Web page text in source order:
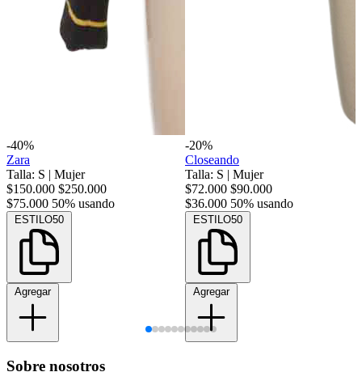
-40%
Zara
Talla: S | Mujer
$150.000 $250.000
$75.000 50% usando
ESTILO50
Agregar
-20%
Closeando
Talla: S | Mujer
$72.000 $90.000
$36.000 50% usando
ESTILO50
Agregar
Sobre nosotros